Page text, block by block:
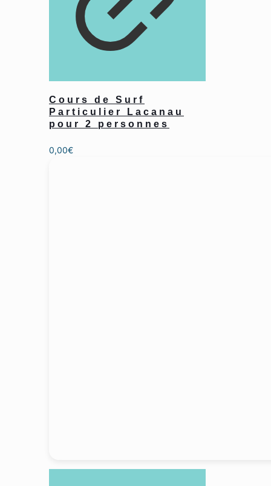
Cours de Surf
Particulier Lacanau
pour 2 personnes
0,00€